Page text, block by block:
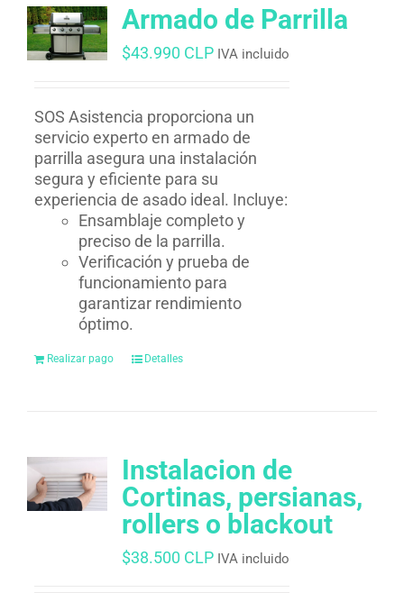
Armado de Parrilla
$43.990 CLP IVA incluido
SOS Asistencia proporciona un
servicio experto en armado de
parrilla asegura una instalación
segura y eficiente para su
experiencia de asado ideal. Incluye:
Ensamblaje completo y
preciso de la parrilla.
Verificación y prueba de
funcionamiento para
garantizar rendimiento
óptimo.
Realizar pago Detalles
Instalacion de
Cortinas, persianas,
rollers o blackout
$38.500 CLP IVA incluido